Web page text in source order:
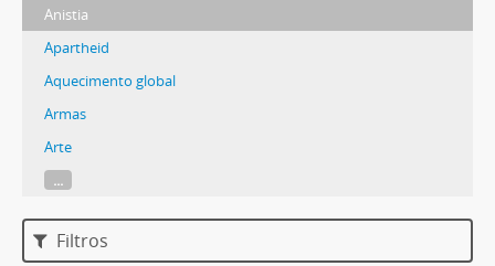
Anistia
Apartheid
Aquecimento global
Armas
Arte
...
Filtros